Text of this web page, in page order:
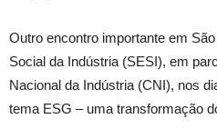
Outro encontro importante em
Social da Indústria (SESI), em
Nacional da Indústria (CNI), nos
tema ESG – uma transformação